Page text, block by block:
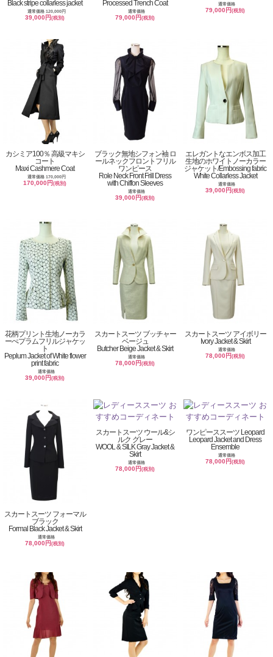
Black stripe collarless jacket
通常価格 120,000円
39,000円(税別)
Processed Trench Coat
通常価格
79,000円(税別)
通常価格
79,000円(税別)
カシミア100％ 高級マキシ
コート
Maxi Cashmere Coat
通常価格 170,000円
170,000円(税別)
ブラック無地シフォン袖 ロ
ールネックフロントフリル
ワンピース
Role Neck Front Frill Dress
with Chiffon Sleeves
通常価格
39,000円(税別)
エレガントなエンボス加工
生地のホワイトノーカラー
ジャケット/Embossing fabric
White Collarless Jacket
通常価格
39,000円(税別)
花柄プリント生地ノーカラ
ーぺプラムフリルジャケッ
ト
Peplum Jacket of White flower
print fabric
通常価格
39,000円(税別)
スカートスーツ ブッチャー
ベージュ
Butcher Beige Jacket & Skirt
通常価格
78,000円(税別)
スカートスーツ アイボリー
Ivory Jacket & Skirt
通常価格
78,000円(税別)
スカートスーツ フォーマル
ブラック
Formal Black Jacket & Skirt
通常価格
78,000円(税別)
スカートスーツ ウール&シ
ルク グレー
WOOL & SILK Gray Jacket &
Skirt
通常価格
78,000円(税別)
ワンピーススーツ Leopard
Leopard Jacket and Dress
Ensemble
通常価格
78,000円(税別)